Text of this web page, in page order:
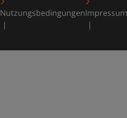
NutzungsbedingungenImpressum